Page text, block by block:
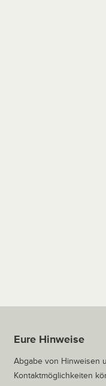
Eure Hinweise
Abgabe von Hinweisen
Kontaktmöglichkeiten